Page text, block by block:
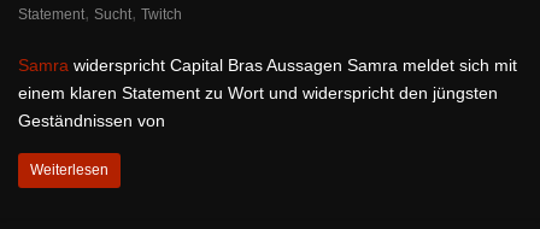
Statement, Sucht, Twitch
Samra widerspricht Capital Bras Aussagen Samra meldet sich mit
einem klaren Statement zu Wort und widerspricht den jüngsten
Geständnissen von
Weiterlesen